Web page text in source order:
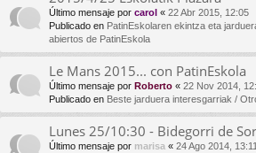
Último mensaje por carol « 22 Abr 2015, 12:05
Publicado en PatinEskolaren ekintza eta
abiertos de PatinEskola
Le Mans 2015... con PatinEskola
Último mensaje por Roberto « 22 Nov 2014,
Publicado en Beste jarduera interesgarriak /
Lunes 25/10:30 - Bidegorri de
Último mensaje por marisa « 24 Ago 2014, 13:11